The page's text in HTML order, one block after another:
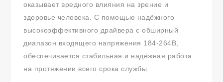
оказывает вредного влияния на зрение и
здоровье человека. С помощью надёжного
высокоэффективного драйвера с обширный
диапазон входящего напряжения 184-264В,
обеспечивается стабильная и надёжная работа
на протяжении всего срока службы.